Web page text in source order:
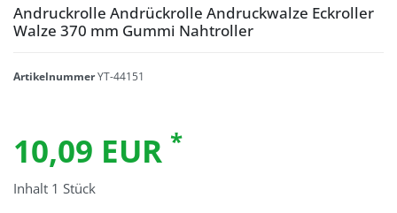
Andruckrolle Andrückrolle Andruckwalze Eckroller
Walze 370 mm Gummi Nahtroller
ArtikelnummerYT-44151
10,09 EUR *
Inhalt 1 Stück